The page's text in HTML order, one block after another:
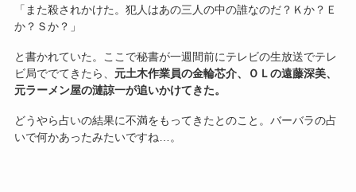
「また殺されかけた。犯人はあの三人の中の誰なのだ？Ｋか？Ｅ
か？Ｓか？」
と書かれていた。ここで秘書が一週間前にテレビの生放送でテレ
ビ局ででてきたら、 元土木作業員の金輪芯介、ＯＬの遠藤深美、
元ラーメン屋の漣諒一が追いかけてきた。
どうやら占いの結果に不満をもってきたとのこと。バーバラの占
いで何かあったみたいですね…。